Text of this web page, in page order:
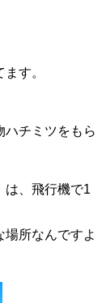
す。
ハチミツをもら
は、飛行機で1
所なんですよ